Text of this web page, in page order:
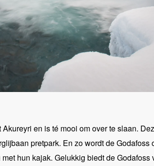
en is té mooi om over te slaan.
pretpark. En zo wordt de
hun kajak. Gelukkig biedt de